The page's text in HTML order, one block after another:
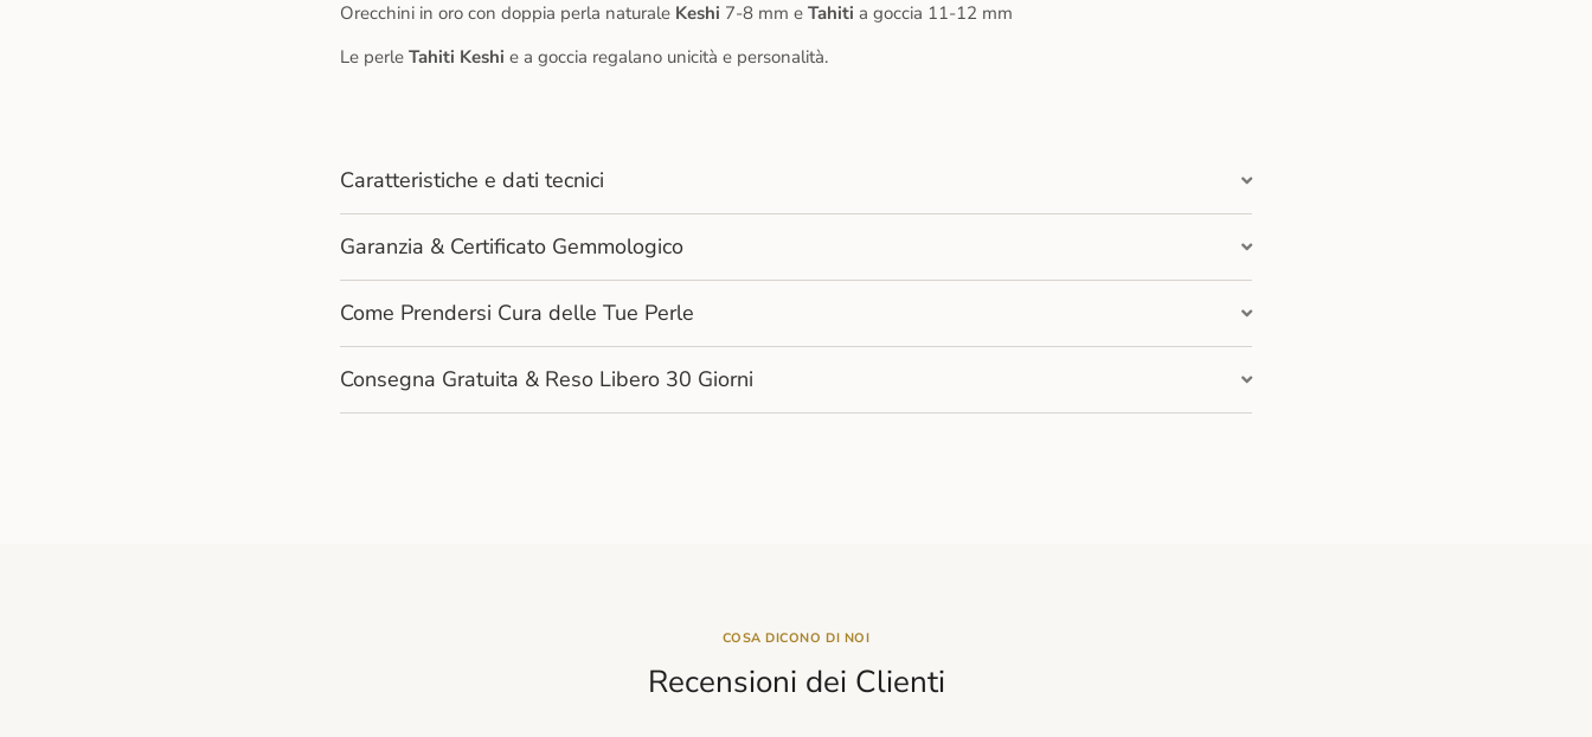
Orecchini in oro con doppia perla naturale Keshi 7-8 mm e Tahiti a goccia 11-12 mm
Le perle Tahiti Keshi e a goccia regalano unicità e personalità.
Caratteristiche e dati tecnici
Garanzia & Certificato Gemmologico
Come Prendersi Cura delle Tue Perle
Consegna Gratuita & Reso Libero 30 Giorni
COSA DICONO DI NOI
Recensioni dei Clienti